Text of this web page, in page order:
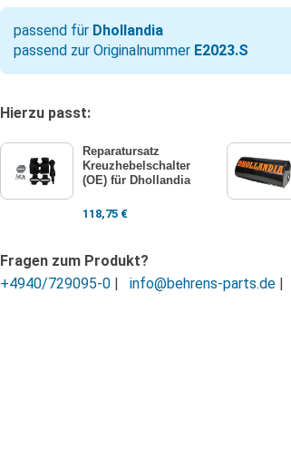
passend für Dhollandia
passend zur Originalnummer E2023.S
Hierzu passt:
Reparatursatz
Kreuzhebelschalter
(OE) für Dhollandia
118,75 €
Fragen zum Produkt?
+4940/729095-0 | info@behrens-parts.de |